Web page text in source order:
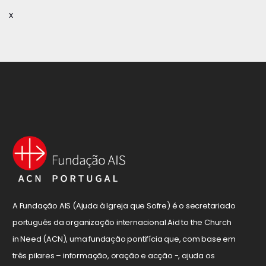
x
A Fundação AIS (Ajuda à Igreja que Sofre) é o secretariado
português da organização internacional Aid to the Church
in Need (ACN), uma fundação pontifícia que, com base em
três pilares – informação, oração e acção -, ajuda os